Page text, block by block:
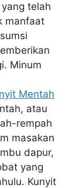
telah
manfaat
Minum
Mentah
atau
rempah
masakan
dapur,
yang
Kunyit